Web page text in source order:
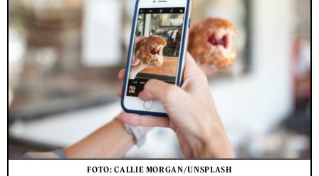
FOTO: CALLIE MORGAN/UNSPLASH